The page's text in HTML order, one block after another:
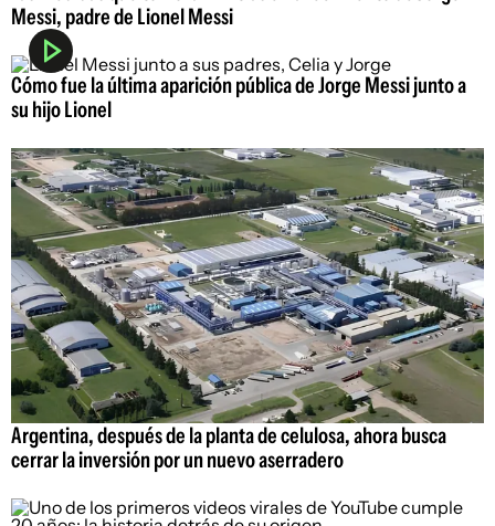
Messi, padre de Lionel Messi
Cómo fue la última aparición pública de Jorge Messi junto a
su hijo Lionel
Argentina, después de la planta de celulosa, ahora busca
cerrar la inversión por un nuevo aserradero